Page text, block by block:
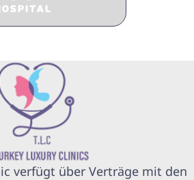
verfügt über Verträge mit den